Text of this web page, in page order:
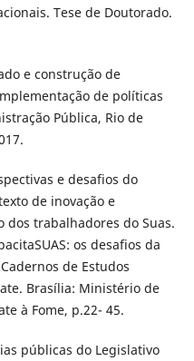
Tese de Doutorado.
e construção de
de políticas
Pública, Rio de
e desafios do
de inovação e
dos trabalhadores do Suas.
os desafios da
de Estudos
Brasília: Ministério de
à Fome, p.22- 45.
públicas do Legislativo